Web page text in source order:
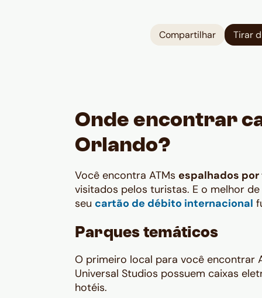
Compartilhar Tirar
Onde encontrar
Orlando?
Você encontra ATMs espalhados
visitados pelos turistas. E o melhor
seu cartão de débito internacional
Parques temáticos
O primeiro local para você encontrar
Universal Studios possuem caixas
hotéis.